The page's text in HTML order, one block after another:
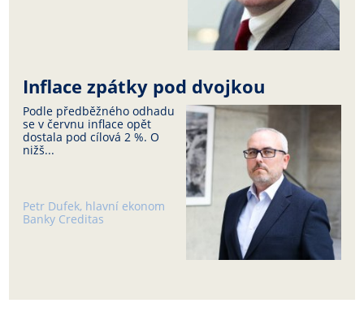
Inflace zpátky pod dvojkou
Podle předběžného odhadu
se v červnu inflace opět
dostala pod cílová 2 %. O
nižš...
Petr Dufek, hlavní ekonom
Banky Creditas